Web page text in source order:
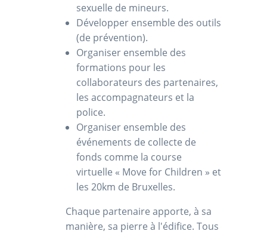
sexuelle de mineurs.
Développer ensemble des outils
(de prévention).
Organiser ensemble des
formations pour les
collaborateurs des partenaires,
les accompagnateurs et la
police.
Organiser ensemble des
événements de collecte de
fonds comme la course
virtuelle « Move for Children » et
les 20km de Bruxelles.
Chaque partenaire apporte, à sa
manière, sa pierre à l'édifice. Tous